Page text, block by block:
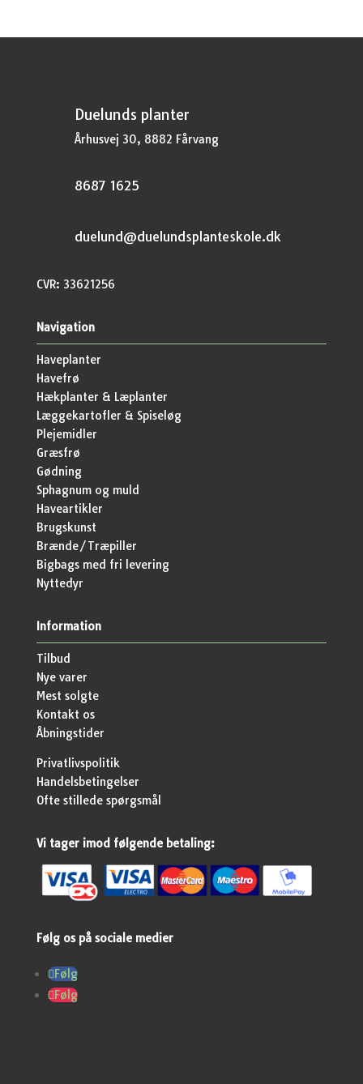
Duelunds planter
Århusvej 30, 8882 Fårvang
8687 1625
duelund@duelundsplanteskole.dk
CVR: 33621256
Navigation
Haveplanter
Havefrø
Hækplanter & Læplanter
Læggekartofler & Spiseløg
Plejemidler
Græsfrø
Gødning
Sphagnum og muld
Haveartikler
Brugskunst
Brænde/Træpiller
Bigbags med fri levering
Nyttedyr
Information
Tilbud
Nye varer
Mest solgte
Kontakt os
Åbningstider
Privatlivspolitik
Handelsbetingelser
Ofte stillede spørgsmål
Vi tager imod følgende betaling:
Følg os på sociale medier
Følg
Følg